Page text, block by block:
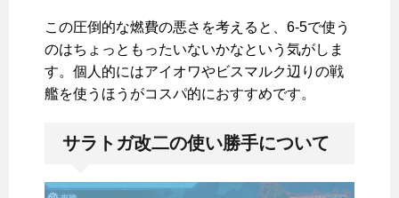
この圧倒的な燃費の悪さを考えると、6-5で使う
のはちょっともったいないかなという気がしま
す。個人的にはアイオワやビスマルク辺りの戦
艦を使うほうがコスパ的におすすめです。
サラトガ改二の使い勝手について